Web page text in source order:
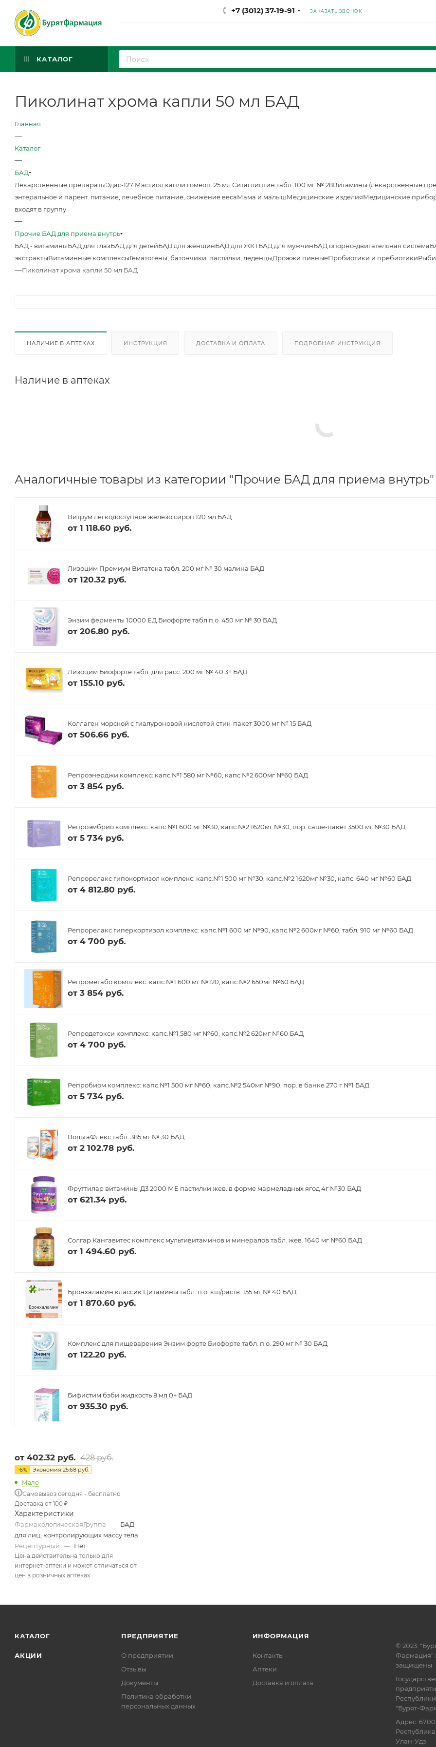
+7 (3012) 37-19-91 ЗАКАЗАТЬ ЗВОНОК
КАТАЛОГ
Пиколинат хрома капли 50 мл БАД
Главная
—
Каталог
—
БАД
Лекарственные препаратыЭдас-127 Мастиол капли гомеоп. 25 мл Ситаглиптин табл. 100 мг № 28Витамины (лекарственные
энтеральное и парент. питание, лечебное питание, снижение весаМама и малышМедицинские изделияМедицинские
входят в группу
—
Прочие БАД для приема внутрь
БАД - витаминыБАД для глазБАД для детейБАД для женщинБАД для ЖКТБАД для мужчинБАД опорно-двигательная система
экстрактыВитаминные комплексыГематогены, батончики, пастилки, леденцыДрожжи пивныеПробиотики и пребиотики
—Пиколинат хрома капли 50 мл БАД
НАЛИЧИЕ В АПТЕКАХ ИНСТРУКЦИЯ ДОСТАВКА И ОПЛАТА ПОДРОБНАЯ ИНСТРУКЦИЯ
Наличие в аптеках
Аналогичные товары из категории "Прочие БАД для приема внутрь"
Витрум легкодоступное железо сироп 120 мл БАД
от 1 118.60 руб.
Лизоцим Премиум Витатека табл. 200 мг № 30 малина БАД
от 120.32 руб.
Энзим ферменты 10000 ЕД Биофорте табл.п.о. 450 мг № 30 БАД
от 206.80 руб.
Лизоцим Биофорте табл. для расс. 200 мг № 40 3+ БАД
от 155.10 руб.
Коллаген морской с гиалуроновой кислотой стик-пакет 3000 мг № 15 БАД
от 506.66 руб.
Репроэнерджи комплекс: капс.№1 580 мг №60, капс.№2 600мг №60 БАД
от 3 854 руб.
Репроэмбрио комплекс: капс.№1 600 мг №30, капс.№2 1620мг №30, пор. саше-пакет 3500 мг №30 БАД
от 5 734 руб.
Репрорелакс гипокортизол комплекс: капс.№1 500 мг №30, капс.№2 1620мг №30, капс. 640 мг №60 БАД
от 4 812.80 руб.
Репрорелакс гиперкортизол комплекс: капс.№1 600 мг №90, капс.№2 600мг №60, табл. 910 мг №60 БАД
от 4 700 руб.
Репрометабо комплекс: капс.№1 600 мг №120, капс.№2 650мг №60 БАД
от 3 854 руб.
Репродетокси комплекс: капс.№1 580 мг №60, капс.№2 620мг №60 БАД
от 4 700 руб.
Репробиом комплекс: капс.№1 500 мг №60, капс.№2 540мг №90, пор. в банке 270 г №1 БАД
от 5 734 руб.
ВольтаФлекс табл. 385 мг № 30 БАД
от 2 102.78 руб.
Фруттилар витамины Д3 2000 МЕ пастилки жев. в форме мармеладных ягод 4г №30 БАД
от 621.34 руб.
Солгар Кангавитес комплекс мультивитаминов и минералов табл. жев. 1640 мг №60 БАД
от 1 494.60 руб.
Бронхаламин классик Цитамины табл. п.о. кш/раств. 155 мг № 40 БАД
от 1 870.60 руб.
Комплекс для пищеварения Энзим форте Биофорте табл. п.о. 290 мг № 30 БАД
от 122.20 руб.
Бифистим бэби жидкость 8 мл 0+ БАД
от 935.30 руб.
от 402.32 руб. 428 руб.
-6% Экономия 25.68 руб.
Мало
Самовывоз сегодня - бесплатно
Доставка от 100 ₽
Характеристики
ФармакологическаяГруппа — БАД
для лиц, контролирующих массу тела
Рецептурный — Нет
Цена действительна только для
интернет-аптеки и может отличаться от
цен в розничных аптеках
КАТАЛОГ
АКЦИИ
ПРЕДПРИЯТИЕ
О предприятии
Отзывы
Документы
Политика обработки
персональных данных
ИНФОРМАЦИЯ
Контакты
Аптеки
Доставка и оплата
© 2023.
Фармация"
защищены
"Бурят-
Адрес:
Республика
Улан-Удэ,